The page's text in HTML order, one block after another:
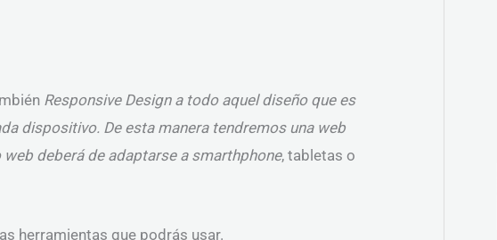
Responsive Design a todo aquel diseño que es
dispositivo. De esta manera tendremos una web
deberá de adaptarse a smarthphone, tabletas o
herramientas que podrás usar.